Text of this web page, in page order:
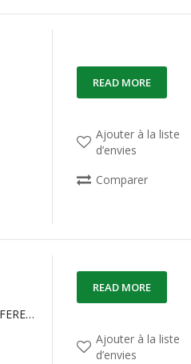
READ MORE
Ajouter à la liste
d’envies
Comparer
CA3028BE Amplificateur en CASCADES DIFFERENTIEL 120Mhz
READ MORE
Ajouter à la liste
d’envies